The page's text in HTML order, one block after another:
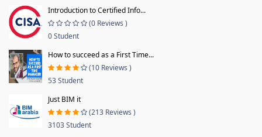
Introduction to Certified Info...
(0 Reviews )
0 Student
How to succeed as a First Time...
(10 Reviews )
53 Student
Just BIM it
(213 Reviews )
3103 Student